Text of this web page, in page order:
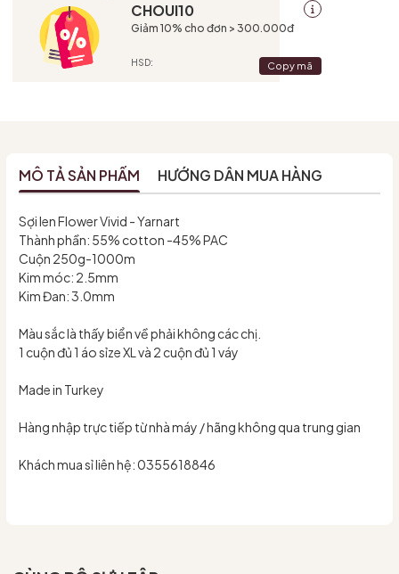
CHOUI10
Giảm 10% cho đơn > 300.000đ
HSD: Copy mã
MÔ TẢ SẢN PHẨM HƯỚNG DẪN MUA HÀNG
Sợi len Flower Vivid - Yarnart
Thành phần: 55% cotton -45% PAC
Cuộn 250g-1000m
Kim móc: 2.5mm
Kim Đan: 3.0mm
Màu sắc là thấy biển về phải không các chị.
1 cuộn đủ 1 áo sỉze XL và 2 cuộn đủ 1 váy
Made in Turkey
Hàng nhập trực tiếp từ nhà máy / hãng không qua trung gian
Khách mua sỉ liên hệ: 0355618846